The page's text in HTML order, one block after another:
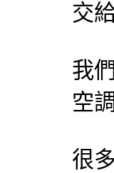
交
我
空
很